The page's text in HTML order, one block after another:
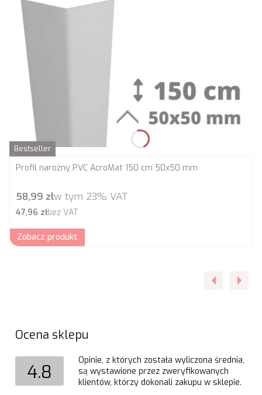
Bestseller
Profil narożny PVC AcroMat 150 cm 50x50 mm
Cena brutto
58,99 złw tym 23% VAT
Cena netto
47,96 złbez VAT
Zobacz produkt
Ocena sklepu
4.8
Opinie, z których została wyliczona średnia,
są wystawione przez zweryfikowanych
klientów, którzy dokonali zakupu w sklepie.